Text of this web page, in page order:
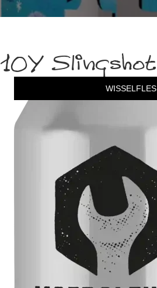
10Y Slingshot
WISSELFLES